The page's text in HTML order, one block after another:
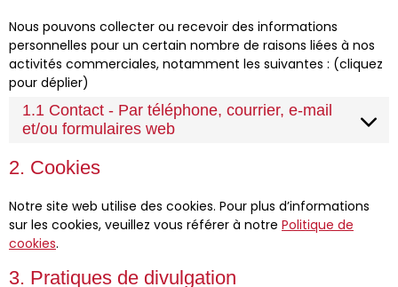
Nous pouvons collecter ou recevoir des informations
personnelles pour un certain nombre de raisons liées à nos
activités commerciales, notamment les suivantes : (cliquez
pour déplier)
1.1 Contact - Par téléphone, courrier, e-mail
et/ou formulaires web
2. Cookies
Notre site web utilise des cookies. Pour plus d’informations
sur les cookies, veuillez vous référer à notre Politique de
cookies.
3. Pratiques de divulgation